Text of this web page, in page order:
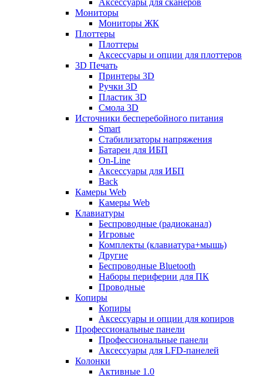
Аксессуары для сканеров
Мониторы
Мониторы ЖК
Плоттеры
Плоттеры
Аксессуары и опции для плоттеров
3D Печать
Принтеры 3D
Ручки 3D
Пластик 3D
Смола 3D
Источники бесперебойного питания
Smart
Стабилизаторы напряжения
Батареи для ИБП
On-Line
Аксессуары для ИБП
Back
Камеры Web
Камеры Web
Клавиатуры
Беспроводные (радиоканал)
Игровые
Комплекты (клавиатура+мышь)
Другие
Беспроводные Bluetooth
Наборы периферии для ПК
Проводные
Копиры
Копиры
Аксессуары и опции для копиров
Профессиональные панели
Профессиональные панели
Аксессуары для LFD-панелей
Колонки
Активные 1.0